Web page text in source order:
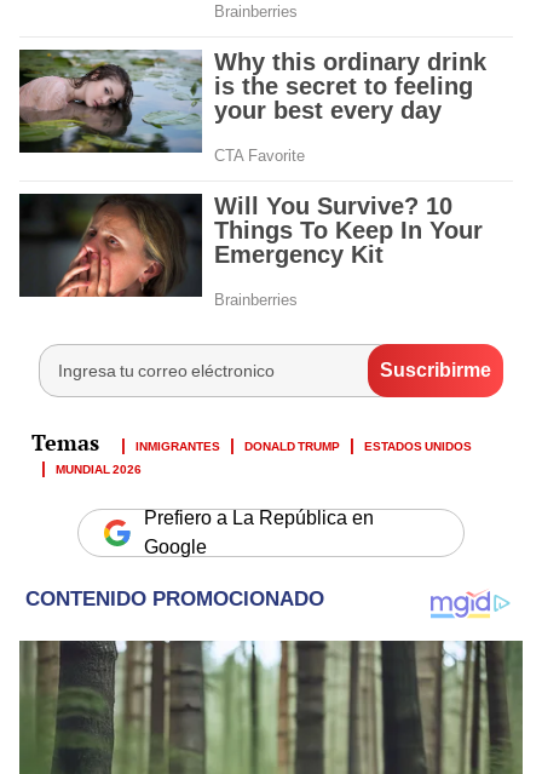
INMIGRANTES DONALD TRUMP
ESTADOS UNIDOS
MUNDIAL 2026
Prefiero a La República en
Google